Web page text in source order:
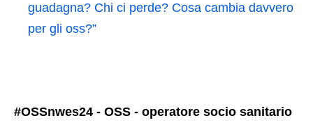
guadagna? Chi ci perde? Cosa cambia davvero
per gli oss?”
#OSSnwes24 - OSS - operatore socio sanitario